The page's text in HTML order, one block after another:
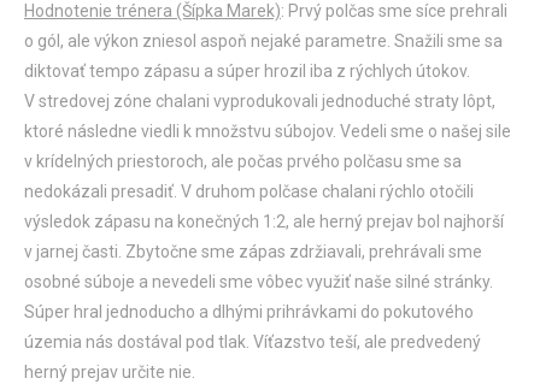
Hodnotenie trénera (Šípka Marek): Prvý polčas sme síce prehrali
o gól, ale výkon zniesol aspoň nejaké parametre. Snažili sme sa
diktovať tempo zápasu a súper hrozil iba z rýchlych útokov.
V stredovej zóne chalani vyprodukovali jednoduché straty lôpt,
ktoré následne viedli k množstvu súbojov. Vedeli sme o našej sile
v krídelných priestoroch, ale počas prvého polčasu sme sa
nedokázali presadiť. V druhom polčase chalani rýchlo otočili
výsledok zápasu na konečných 1:2, ale herný prejav bol najhorší
v jarnej časti. Zbytočne sme zápas zdržiavali, prehrávali sme
osobné súboje a nevedeli sme vôbec využiť naše silné stránky.
Súper hral jednoducho a dlhými prihrávkami do pokutového
územia nás dostával pod tlak. Víťazstvo teší, ale predvedený
herný prejav určite nie.